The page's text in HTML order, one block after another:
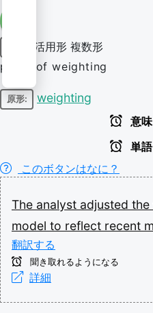
活用形 複数形
plural of weighting
原形: weighting
意
単
このボタンはなに？
The analyst adjusted the
model to reflect recent
翻訳する
聞き取れるようになる
詳細